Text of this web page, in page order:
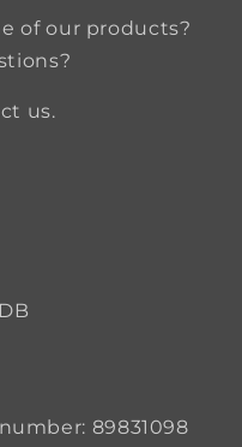
of our products?
us.
89831098